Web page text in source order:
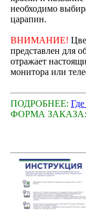
необходимо
царапин.
ВНИМАНИЕ!
представлен для
отражает
монитора или
ПОДРОБНЕЕ:
ФОРМА ЗАКАЗА: